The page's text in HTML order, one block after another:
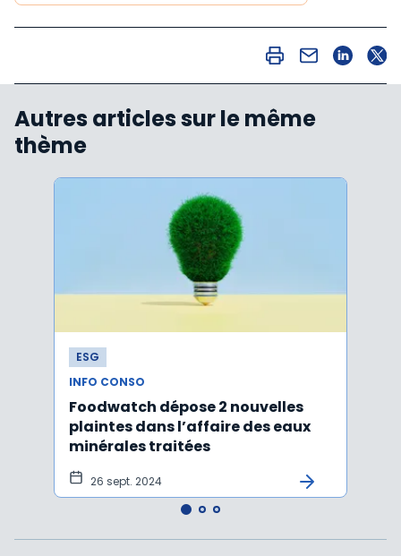
Autres articles sur le même
thème
ESG
INFO CONSO
Foodwatch dépose 2 nouvelles
plaintes dans l’affaire des eaux
minérales traitées
26 sept. 2024